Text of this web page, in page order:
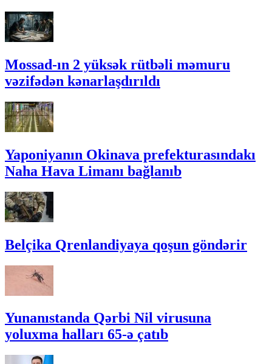
Mossad-ın 2 yüksək rütbəli məmuru
vəzifədən kənarlaşdırıldı
Yaponiyanın Okinava prefekturasındakı
Naha Hava Limanı bağlanıb
Belçika Qrenlandiyaya qoşun göndərir
Yunanıstanda Qərbi Nil virusuna
yoluxma halları 65-ə çatıb